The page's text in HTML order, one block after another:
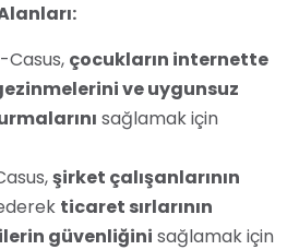
Casus, çocukların internette
ve uygunsuz
sağlamak için
şirket çalışanlarının
ticaret sırlarının
güvenliğini sağlamak için